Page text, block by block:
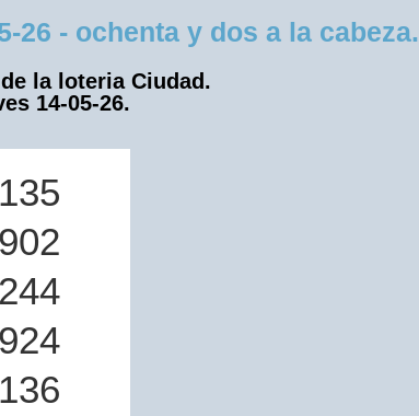
- ochenta y dos a la cabeza.
la loteria Ciudad.
14-05-26.